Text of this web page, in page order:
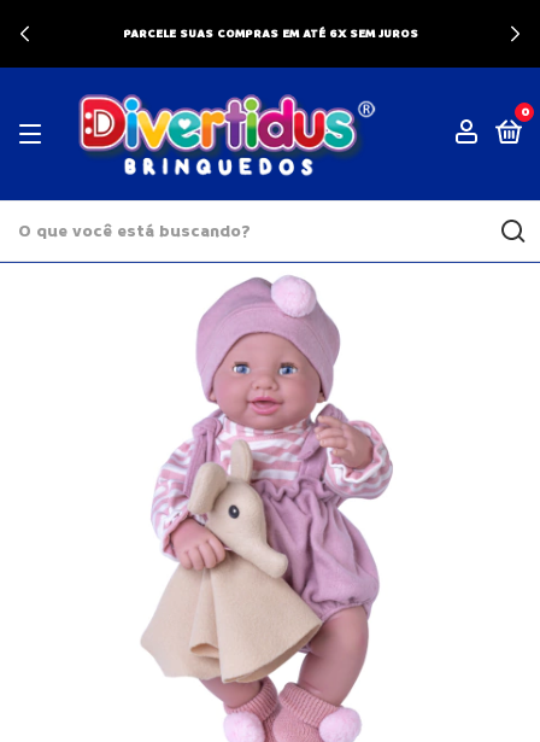
PARCELE SUAS COMPRAS EM ATÉ 6X SEM JUROS
0